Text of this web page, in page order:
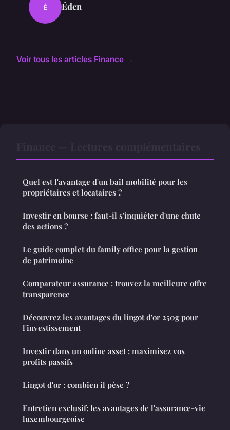
É Éden
Voir tous les articles Finance →
Quel est l'avantage d'un bail mobilité pour les
propriétaires et locataires ?
Investir en bourse : faut-il s'inquiéter d'une chute
des actions ?
Le guide complet du family office pour la gestion
de patrimoine
Comparateur assurance : trouvez la meilleure offre
transparence
Découvrez les avantages du lingot d'or 250g pour
l'investissement
Investir dans un online asset : maximisez vos
profits passifs
Lingot d'or : combien il pèse ?
Entretien exclusif: les avantages de l'assurance-vie
luxembourgeoise